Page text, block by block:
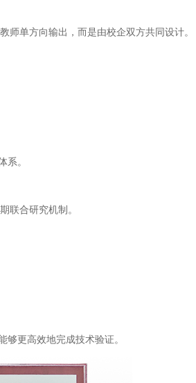
师单方向输出，而是由校企双方共同设计。
系。
联合研究机制。
更高效地完成技术验证。